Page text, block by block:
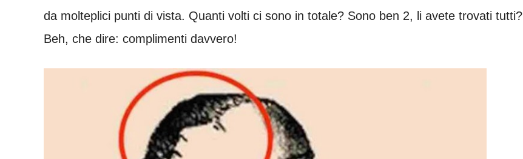
da molteplici punti di vista. Quanti volti ci sono in totale? Sono ben 2, li avete trovati tutti?
Beh, che dire: complimenti davvero!